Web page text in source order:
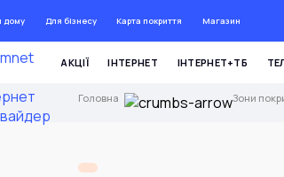
дому Для бізнесу Карта покриття МагазинДО 72
АКЦІЇ ІНТЕРНЕТ ІНТЕРНЕТ+ТБ
Головна Зони